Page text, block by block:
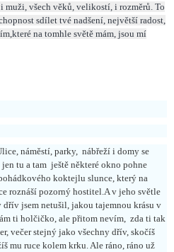
muži, všech věků, velikostí, i rozměrů. To
sdílet tvé nadšení, největší radost,
které na tomhle světě mám, jsou mí
náměstí, parky, nábřeží i domy se
tu a tam ještě některé okno pohne
koktejlu slunce, který na
roznáší pozorný hostitel.A v jeho světle
jsem netušil, jakou tajemnou krásu v
ti holčičko, ale přitom nevím, zda ti tak
večer stejný jako všechny dřív, skočíš
mu ruce kolem krku. Ale ráno, ráno už